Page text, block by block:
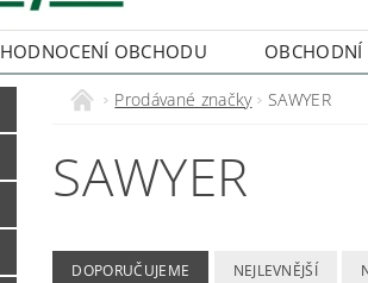
HODNOCENÍ OBCHODU
Prodávané značky SAWYER
SAWYER
DOPORUČUJEME NEJLEVNĚJŠÍ